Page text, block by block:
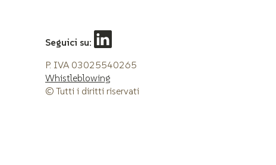
Seguici su:
P. IVA 03025540265
Whistleblowing
© Tutti i diritti riservati